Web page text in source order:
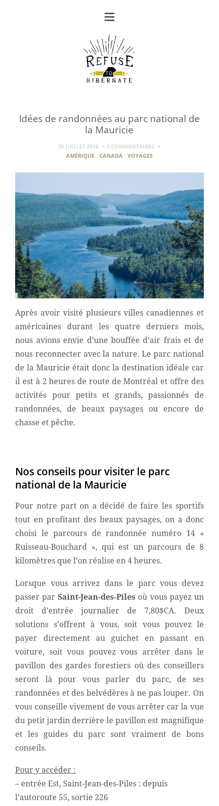
Idées de randonnées au parc national de
la Mauricie
20 JUILLET 2016
4 COMMENTAIRES
AMÉRIQUE
CANADA VOYAGES
Après avoir visité plusieurs villes canadiennes et
américaines durant les quatre derniers mois,
nous avions envie d’une bouffée d’air frais et de
nous reconnecter avec la nature. Le parc national
de la Mauricie était donc la destination idéale car
il est à 2 heures de route de Montréal et offre des
activités pour petits et grands, passionnés de
randonnées, de beaux paysages ou encore de
chasse et pêche.
Nos conseils pour visiter le parc
national de la Mauricie
Pour notre part on a décidé de faire les sportifs
tout en profitant des beaux paysages, on a donc
choisi le parcours de randonnée numéro 14 «
Ruisseau-Bouchard », qui est un parcours de 8
kilomètres que l’on réalise en 4 heures.
Lorsque vous arrivez dans le parc vous devez
passer parSaint-Jean-des-Piles où vous payez un
droit d’entrée journalier de 7,80$CA. Deux
solutions s’offrent à vous, soit vous pouvez le
payer directement au guichet en passant en
voiture, soit vous pouvez vous arrêter dans le
pavillon des gardes forestiers où des conseillers
seront là pour vous parler du parc, de ses
randonnées et des belvédères à ne pas louper. On
vous conseille vivement de vous arrêter car la vue
du petit jardin derrière le pavillon est magnifique
et les guides du parc sont vraiment de bons
conseils.
Pour y accéder :
– entrée Est, Saint-Jean-des-Piles : depuis
l’autoroute 55, sortie 226